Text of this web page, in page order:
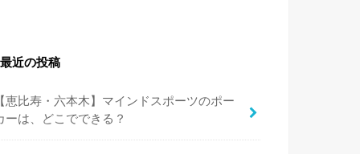
最近の投稿
【恵比寿・六本木】マインドスポーツのポー
ーは、どこでできる？